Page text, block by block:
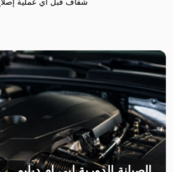
الصيانة الدورية لبي ام دبليو